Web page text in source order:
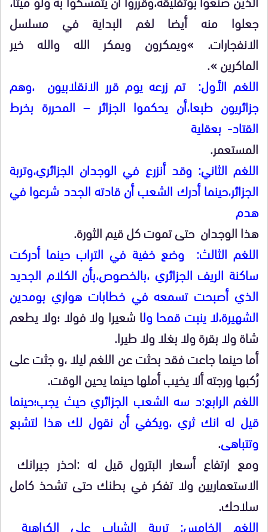
جعلوا منه أيضا لغم البداية في مسلسل
الانفجارات. »ويمكرون ويمكر الله والله خير
الماكرين ».
اللغم الأول: تم زرعه يوم قرر الانقلابيون ،وهم
جزائريون طبعا،أن يحكموا الجزائر – المحررة بخرط
القتاد- بعقلية
المستعمر.
اللغم الثاني: وقد أنزرع في الوجدان الجزائري،وتربة
الجزائر،حينما أدرك الشعب أن قادته الجدد شرعوا في
هدم
هذا الوجدان حتى تموت كل قيم الثورة.
اللغم الثالث: وضع خفية في التراب حينما أدركت
ساكنة الريف الجزائري ،بالخصوص،بأن الكلام الجديد
الذي أصبحت تسمعه في خطابات هواري بومدين
الشهيرة،لا ينبت قمحا ولا شعيرا ولا فولا ؛ولا يطعم
شاة ولا بقرة ولا بغلا ولا طيرا.
أما حينما جاعت فقد بحثت عن اللغم ليلا ،و جثت على
رُكبها ورجته ألا يخيب أملها حينما يحين الوقت.
اللغم الرابع:د سه الشعب الجزائري حيث يجب؛حينما
قيل له انك ثري ،ويكفي أن نقول لك هذا لتشبع
وتتباهى.
ومع ارتفاع أسعار البترول قيل له :احذر جيرانك
الاستعماريين ولا تفكر في بطنك حتى تشحذ كامل
سلاحك.
اللغم الخامس: تربية الشباب على الكراهية